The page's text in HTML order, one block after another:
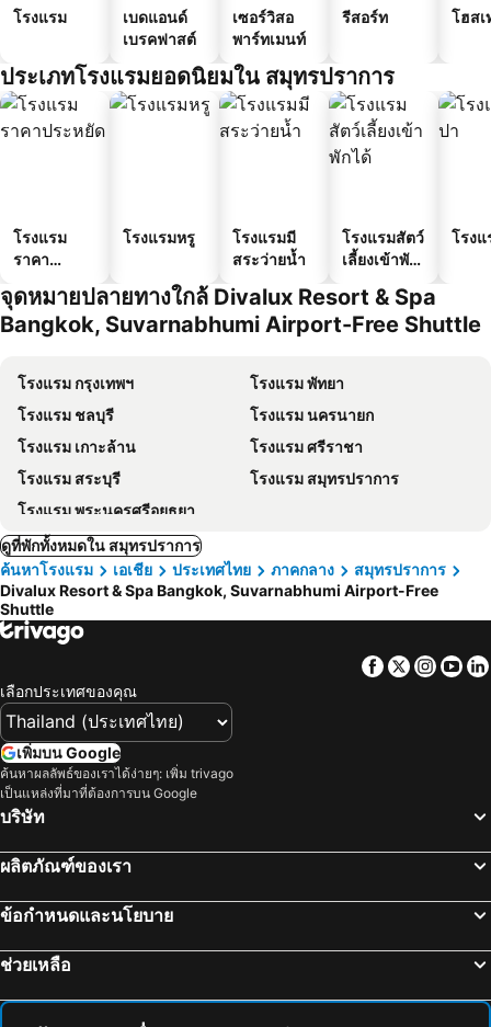
โรงแรม
เบดแอนด์
เบรคฟาสต์
เซอร์วิสอ
พาร์ทเมนท์
รีสอร์ท โฮสเ
ประเภทโรงแรมยอดนิยมใน สมุทรปราการ
โรงแรม
ราคา
โรงแรมหรู
โรงแรมมี
สระว่ายน้ำ
โรงแรมสัตว์
เลี้ยงเข้าพัก
โรง
จุดหมายปลายทางใกล้ Divalux Resort & Spa
Bangkok, Suvarnabhumi Airport-Free Shuttle
โรงแรม กรุงเทพฯ
โรงแรม พัทยา
โรงแรม ชลบุรี
โรงแรม นครนายก
โรงแรม เกาะล้าน
โรงแรม ศรีราชา
โรงแรม สระบุรี
โรงแรม สมุทรปราการ
โรงแรม พระนครศรีอยุธยา
ดูที่พักทั้งหมดใน สมุทรปราการ
ค้นหาโรงแรม
เอเชีย ประเทศไทย ภาคกลาง
สมุทรปราการ
Divalux Resort & Spa Bangkok, Suvarnabhumi Airport-Free
Shuttle
Facebook
Twitter
เลือกประเทศของคุณ
เพิ่มบน Google
ค้นหาผลลัพธ์ของเราได้ง่ายๆ: เพิ่ม trivago
เป็นแหล่งที่มาที่ต้องการบน Google
บริษัท
ผลิตภัณฑ์ของเรา
ข้อกำหนดและนโยบาย
ช่วยเหลือ